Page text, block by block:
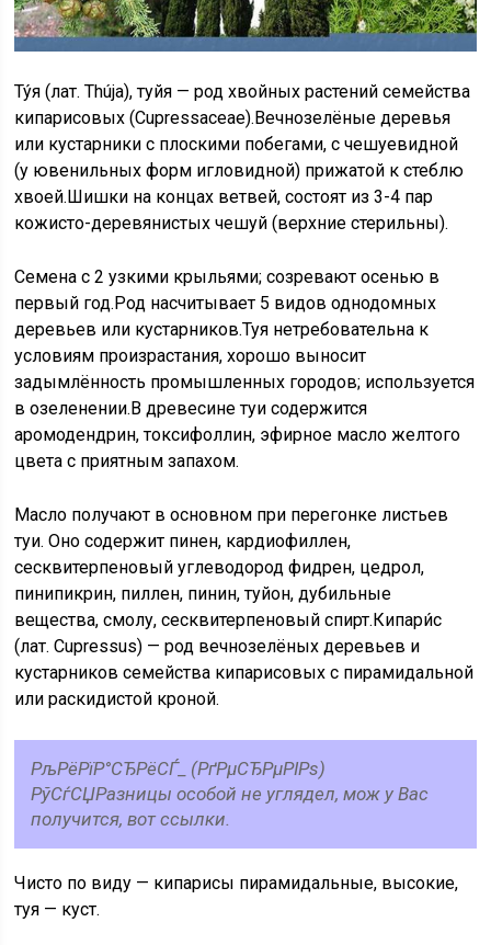
Ту́я (лат. Thúja), туйя — род хвойных растений семейства
кипарисовых (Cupressaceae).Вечнозелёные деревья
или кустарники с плоскими побегами, с чешуевидной
(у ювенильных форм игловидной) прижатой к стеблю
хвоей.Шишки на концах ветвей, состоят из 3-4 пар
кожисто-деревянистых чешуй (верхние стерильны).
Семена с 2 узкими крыльями; созревают осенью в
первый год.Род насчитывает 5 видов однодомных
деревьев или кустарников.Туя нетребовательна к
условиям произрастания, хорошо выносит
задымлённость промышленных городов; используется
в озеленении.В древесине туи содержится
аромодендрин, токсифоллин, эфирное масло желтого
цвета с приятным запахом.
Масло получают в основном при перегонке листьев
туи. Оно содержит пинен, кардиофиллен,
сесквитерпеновый углеводород фидрен, цедрол,
пинипикрин, пиллен, пинин, туйон, дубильные
вещества, смолу, сесквитерпеновый спирт.Кипари́с
(лат. Cupressus) — род вечнозелёных деревьев и
кустарников семейства кипарисовых с пирамидальной
или раскидистой кроной.
РљРёРїР°СЂРёСЃ_ (РґРµСЂРµРІРѕ)
РўСѓСЏРазницы особой не углядел, мож у Вас
получится, вот ссылки.
Чисто по виду — кипарисы пирамидальные, высокие,
туя — куст.